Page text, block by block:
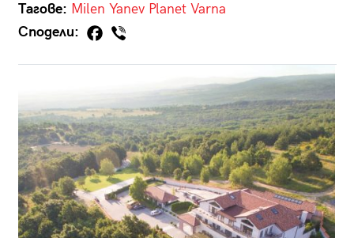
Тагове: Milen Yanev Planet Varna
Сподели: